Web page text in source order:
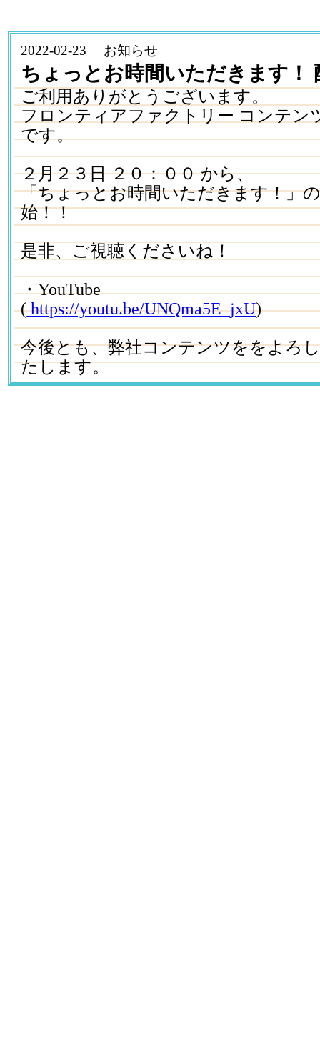
2022-02-23 お知らせ
ちょっとお時間いただきます！
ご利用ありがとうございます。
フロンティアファクトリー コンテン
です。
２月２３日 ２０：００ から、
「ちょっとお時間いただきます！」
始！！
是非、ご視聴くださいね！
・YouTube
(https://youtu.be/UNQma5E_jxU)
今後とも、弊社コンテンツををよろ
たします。